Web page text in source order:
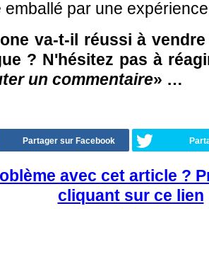
emballé par une
va-t-il réussi à
? N'hésitez pas à
un commentaire» …
Partager sur Facebook
avec cet article ?
cliquant sur ce lien